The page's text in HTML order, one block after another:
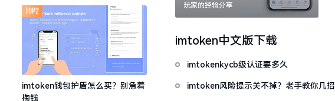
imtoken钱包护盾怎么买？别急着
掏钱
TOP2
玩家的经验分享
imtoken中文版下载
imtokenkycb级认证要多久
imtoken风险提示关不掉？老手教你几招